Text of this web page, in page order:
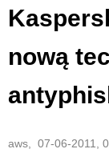
nową
aws, 07-06-2011,